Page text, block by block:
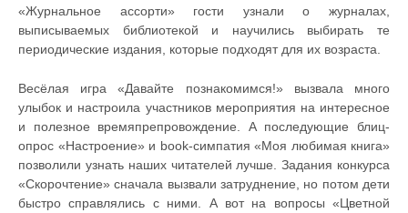
«Журнальное ассорти» гости узнали о журналах,
выписываемых библиотекой и научились выбирать те
периодические издания, которые подходят для их возраста.
Весёлая игра «Давайте познакомимся!» вызвала много
улыбок и настроила участников мероприятия на интересное
и полезное времяпрепровождение. А последующие блиц-
опрос «Настроение» и book-симпатия «Моя любимая книга»
позволили узнать наших читателей лучше. Задания конкурса
«Скорочтение» сначала вызвали затруднение, но потом дети
быстро справлялись с ними. А вот на вопросы «Цветной